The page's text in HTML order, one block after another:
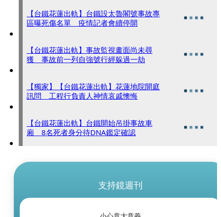
【台鐵花蓮出軌】台鐵設太魯閣號事故專
區曝死傷名單 疫情記者會續停開
【台鐵花蓮出軌】事故監視畫面尚未尋
獲 事故前一列自強號行經躲過一劫
【獨家】【台鐵花蓮出軌】花蓮地院開庭
訊問 工程行負責人神情哀戚懊悔
【台鐵花蓮出軌】台鐵開始吊掛事故車
廂 8名死者身分待DNA鑑定確認
支持鏡週刊